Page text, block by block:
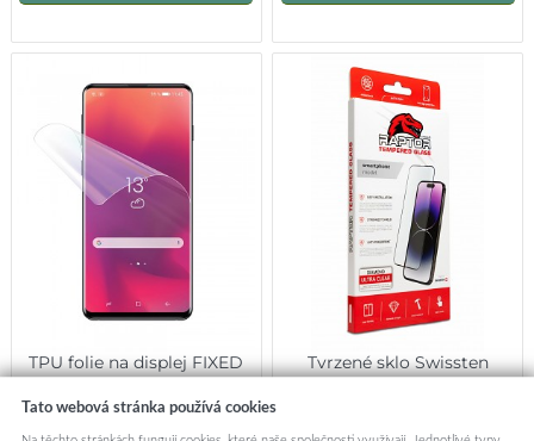
TPU folie na displej FIXED
Xiaomi Redmi Note 14 Pro
4G-5G-Pro+ 5G, 2ks v balení
Tvrzené sklo Swissten
14 Pro 5G černé
Tato webová stránka používá cookies